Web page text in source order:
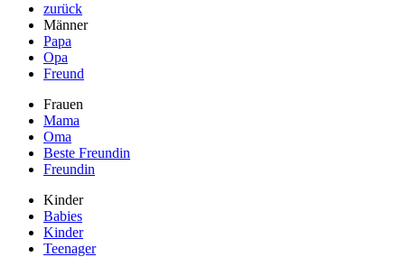
zurück
Männer
Papa
Opa
Freund
Frauen
Mama
Oma
Beste Freundin
Freundin
Kinder
Babies
Kinder
Teenager